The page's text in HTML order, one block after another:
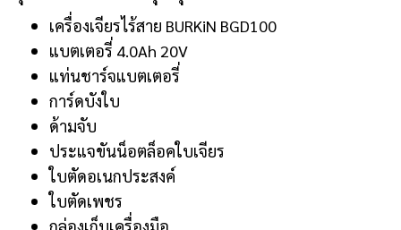
เครื่องเจียรไร้สาย BURKiN BGD100
แบตเตอรี่ 4.0Ah 20V
แท่นชาร์จแบตเตอรี่
การ์ดบังใบ
ด้ามจับ
ประแจขันน็อตล็อคใบเจียร
ใบตัดอเนกประสงค์
ใบตัดเพชร